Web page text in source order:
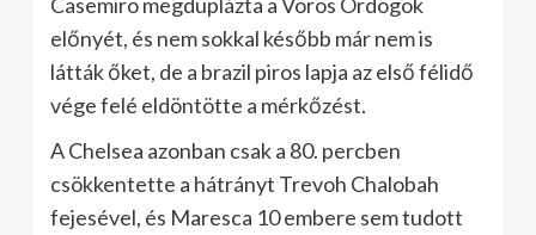
előnyét, és nem sokkal később már nem is
látták őket, de a brazil piros lapja az első félidő
vége felé eldöntötte a mérkőzést.
A Chelsea azonban csak a 80. percben
csökkentette a hátrányt Trevoh Chalobah
fejesével, és Maresca 10 embere sem tudott